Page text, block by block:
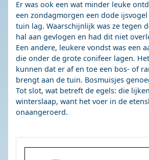
Er was ook een wat minder leuke
een zondagmorgen een dode
tuin lag. Waarschijnlijk was ze tegen
hal aan gevlogen en had dit niet
Een andere, leukere vondst was een
die onder de grote conifeer lagen.
kunnen dat er af en toe een bos- of
brengt aan de tuin. Bosmuisjes
Tot slot, wat betreft de egels: die
winterslaap, want het voer in de
onaangeroerd.